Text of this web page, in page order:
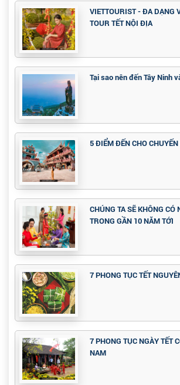
VIETTOURIST - ĐA DẠNG
TOUR TẾT NỘI ĐỊA
Tại sao nên đến Tây Ninh
5 ĐIỂM ĐẾN CHO
CHÚNG TA SẼ KHÔNG CÓ
TRONG GẦN 10 NĂM TỚI
7 PHONG TỤC TẾT
7 PHONG TỤC NGÀY TẾT
NAM